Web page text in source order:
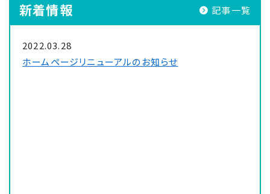
新着情報 記事一覧
2022.03.28
ホームページリニューアルのお知らせ